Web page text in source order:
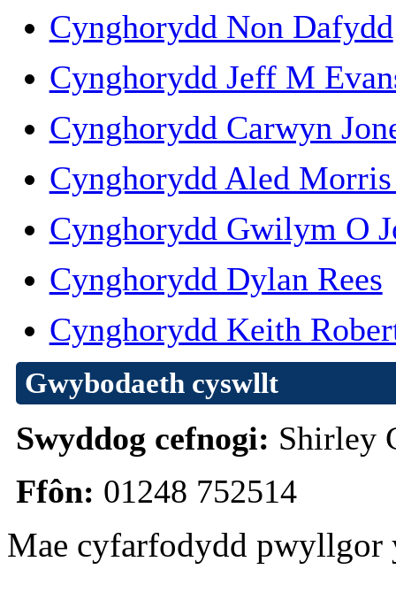
Cynghorydd Non Dafydd
Cynghorydd Jeff M
Cynghorydd Carwyn
Cynghorydd Aled Morris
Cynghorydd Gwilym O
Cynghorydd Dylan Rees
Cynghorydd Keith
Gwybodaeth cyswllt
Swyddog cefnogi: Shirley
Ffôn: 01248 752514
Mae cyfarfodydd pwyllgor